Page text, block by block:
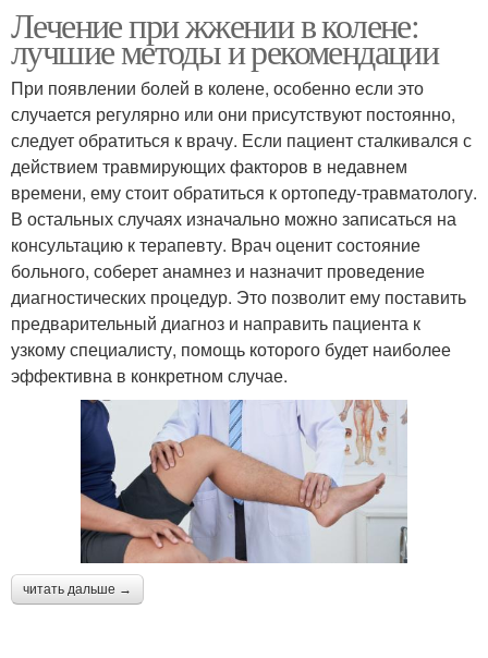
Лечение при жжении в колене:
лучшие методы и рекомендации
При появлении болей в колене, особенно если это
случается регулярно или они присутствуют постоянно,
следует обратиться к врачу. Если пациент сталкивался с
действием травмирующих факторов в недавнем
времени, ему стоит обратиться к ортопеду-травматологу.
В остальных случаях изначально можно записаться на
консультацию к терапевту. Врач оценит состояние
больного, соберет анамнез и назначит проведение
диагностических процедур. Это позволит ему поставить
предварительный диагноз и направить пациента к
узкому специалисту, помощь которого будет наиболее
эффективна в конкретном случае.
читать дальше →